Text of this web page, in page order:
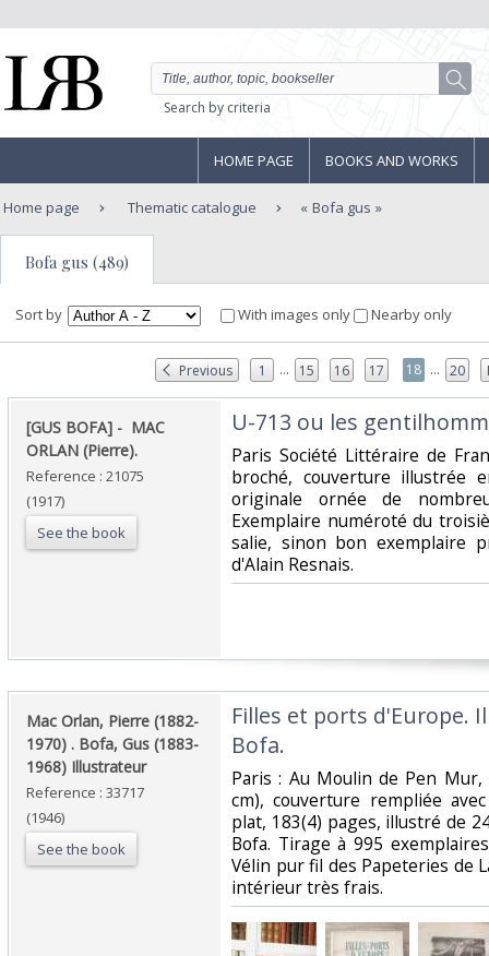
Search by criteria
HOME PAGE BOOKS AND WORKS
Home page Thematic catalogue Bofa gus
Bofa gus (489)
Sort by With images only Nearby only
Previous 1 ... 15 16 17 18 ... 20
‎[GUS BOFA] - ‎ ‎MAC
ORLAN (Pierre).‎
Reference : 21075
(1917)
See the book
‎U-713 ou les
‎Paris Société Littéraire de
broché, couverture illustrée
originale ornée de
Exemplaire numéroté du
salie, sinon bon exemplaire
d'Alain Resnais.‎
‎Mac Orlan, Pierre (1882-
1970) . Bofa, Gus (1883-
1968) Illustrateur ‎
Reference : 33717
(1946)
See the book
‎Filles et ports d'Europe.
Bofa.‎
‎Paris : Au Moulin de Pen
cm), couverture rempliée
plat, 183(4) pages, illustré de
Bofa. Tirage à 995
Vélin pur fil des Papeteries de
intérieur très frais.‎